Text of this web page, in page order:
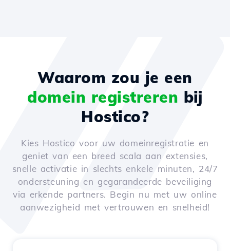
Waarom zou je een
domein registreren bij
Hostico?
Kies Hostico voor uw domeinregistratie en
geniet van een breed scala aan extensies,
snelle activatie in slechts enkele minuten, 24/7
ondersteuning en gegarandeerde beveiliging
via erkende partners. Begin nu met uw online
aanwezigheid met vertrouwen en snelheid!